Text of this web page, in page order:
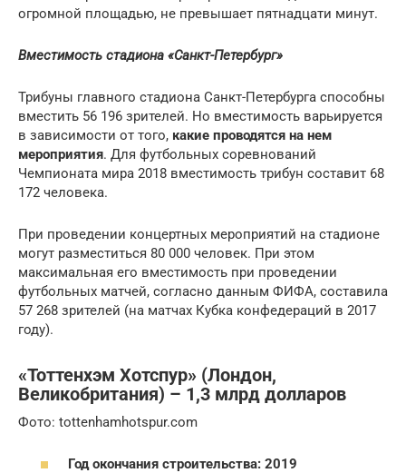
огромной площадью, не превышает пятнадцати минут.
Вместимость стадиона «Санкт-Петербург»
Трибуны главного стадиона Санкт-Петербурга способны
вместить 56 196 зрителей. Но вместимость варьируется
в зависимости от того, какие проводятся на нем
мероприятия. Для футбольных соревнований
Чемпионата мира 2018 вместимость трибун составит 68
172 человека.
При проведении концертных мероприятий на стадионе
могут разместиться 80 000 человек. При этом
максимальная его вместимость при проведении
футбольных матчей, согласно данным ФИФА, составила
57 268 зрителей (на матчах Кубка конфедераций в 2017
году).
«Тоттенхэм Хотспур» (Лондон,
Великобритания) – 1,3 млрд долларов
Фото: tottenhamhotspur.com
Год окончания строительства: 2019